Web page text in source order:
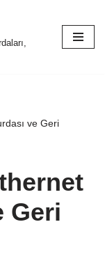
ve Geri
Geri